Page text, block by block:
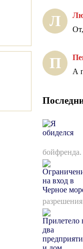
Л
П
А
бойфренда.